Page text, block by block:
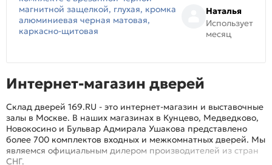
магнитной защелкой, глухая, кромка
алюминиевая черная матовая,
каркасно-щитовая
Наталья
Использует
месяц
Интернет-магазин дверей
Склад дверей 169.RU - это интернет-магазин и выставочные
залы в Москве. В наших магазинах в Кунцево, Медведково,
Новокосино и Бульвар Адмирала Ушакова представлено
более 700 комплектов входных и межкомнатных дверей. Мы
являемся официальным дилером производителей из стран
СНГ.